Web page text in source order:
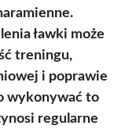
ławki może
treningu,
i poprawie
wykonywać to
regularne